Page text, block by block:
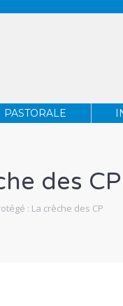
PASTORALE
des CP
: La crèche des CP